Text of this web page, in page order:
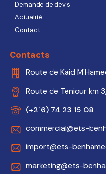
Demande de devis
Actualité
Contact
Contacts
Route de Kaid
Route de Teniour km
(+216) 74 23 15 08
commercial@ets-
import@ets-
marketing@ets-